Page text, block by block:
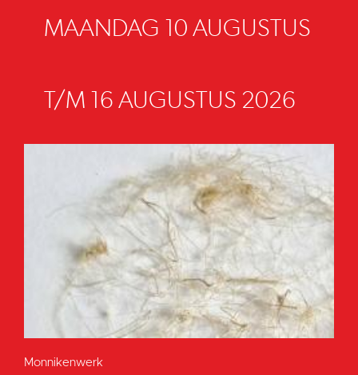
MAANDAG 10 AUGUSTUS
T/M 16 AUGUSTUS 2026
Monnikenwerk